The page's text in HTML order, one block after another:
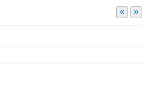
« »